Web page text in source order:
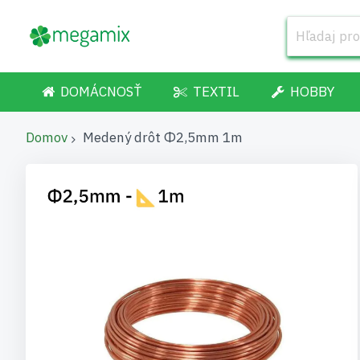
DOMÁCNOSŤ TEXTIL HOBBY
Domov Medený drôt Φ2,5mm 1m
Preskočiť
na